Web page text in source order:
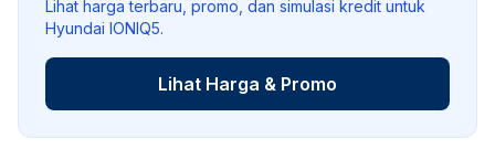
Lihat harga terbaru, promo, dan simulasi kredit untuk
Hyundai IONIQ5.
Lihat Harga & Promo